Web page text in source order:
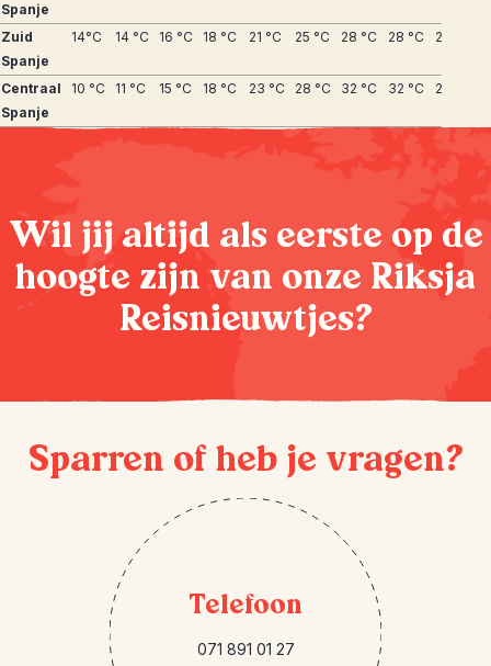
Spanje
Zuid
Spanje
14°C 14 °C 16 °C 18 °C 21 °C 25 °C 28 °C 28 °C 25 °C
Centraal
Spanje
10 °C 11 °C 15 °C 18 °C 23 °C 28 °C 32 °C 32 °C 27 °C
Wil jij altijd als eerste op de
hoogte zijn van onze Riksja
Reisnieuwtjes?
Sparren of heb je vragen?
Telefoon
071 891 01 27